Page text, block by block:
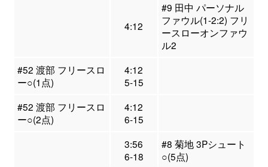
4:12
#9 田中 パーソナル
ファウル(1-2:2) フリ
ースローオンファウ
ル2
#52 渡部 フリースロ
ー○(1点)
4:12
5-15
#52 渡部 フリースロ
ー○(2点)
4:12
6-15
3:56
6-18
#8 菊地 3Pシュート
○(5点)